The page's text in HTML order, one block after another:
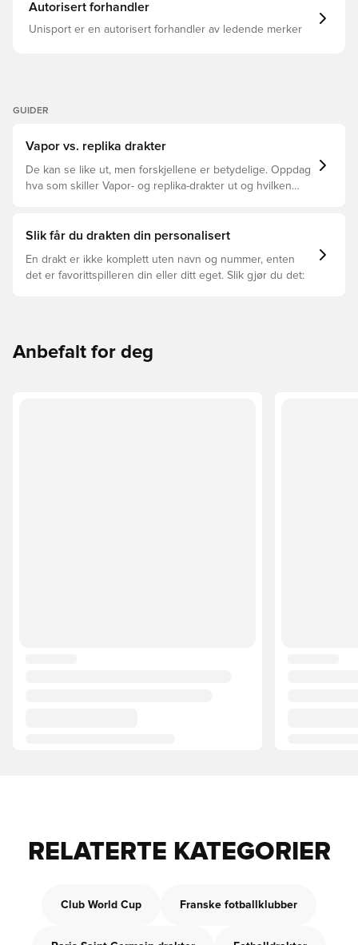
Autorisert forhandler
Unisport er en autorisert forhandler av ledende merker
GUIDER
Vapor vs. replika drakter
De kan se like ut, men forskjellene er betydelige. Oppdag
hva som skiller Vapor- og replika-drakter ut og hvilken
Slik får du drakten din personalisert
En drakt er ikke komplett uten navn og nummer, enten
det er favorittspilleren din eller ditt eget. Slik gjør du det:
Anbefalt for deg
RELATERTE KATEGORIER
Club World Cup Franske fotballklubber